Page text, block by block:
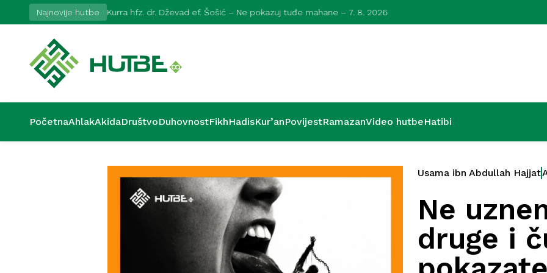
Najnovije hutbe Kurra hfz. dr. Dževad ef. Šošić – Ne pokazuj tuđe mahane – 7. 8. 2026 Kurra hfz.
PočetnaAhlakAkidaDruštvoDuhovnostFikhHadisKur’anPovijestRamazanVideo hutbeHatibi
Usama ibn Abdullah Hajjat
Ne
druge i